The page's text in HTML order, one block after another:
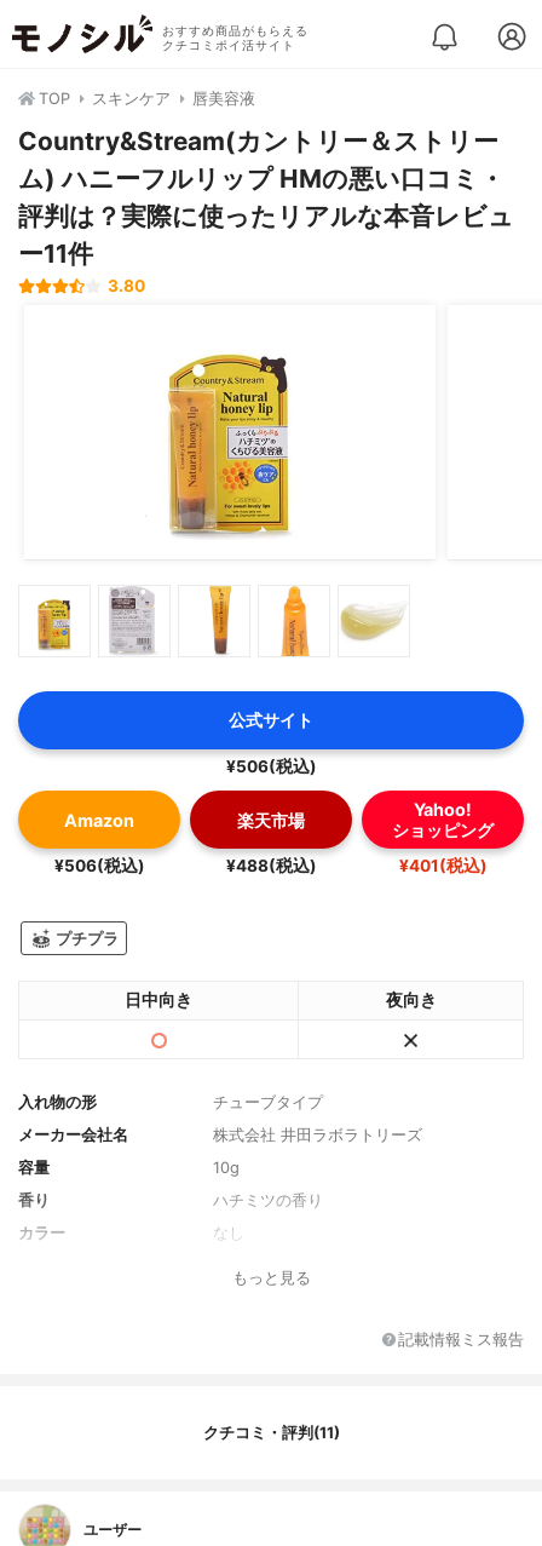
おすすめ商品がもらえる
クチコミポイ活サイト
TOP スキンケア 唇美容液
Country&Stream(カントリー＆ストリー
ム) ハニーフルリップ HMの悪い口コミ・
評判は？実際に使ったリアルな本音レビュ
ー11件
3.80
公式サイト
¥506(税込)
Amazon
¥506(税込)
楽天市場
¥488(税込)
Yahoo!
ショッピング
¥401(税込)
プチプラ
日中向き 夜向き
入れ物の形
チューブタイプ
メーカー会社名
株式会社 井田ラボラトリーズ
容量
10g
香り
ハチミツの香り
カラー
なし
ミネラルオイル、ワセリン、マイクロクリ
スタリンワックス、水添ポリイソブテン、
グリセリン、パルミチン酸セチル、ハチミ
ス、ニンジン根エキス、ムラサキ根エキ
もっと見る
記載情報ミス報告
クチコミ・評判(11)
ユーザー